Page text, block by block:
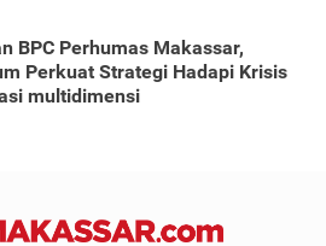
BPC Perhumas Makassar,
Perkuat Strategi Hadapi Krisis
multidimensi